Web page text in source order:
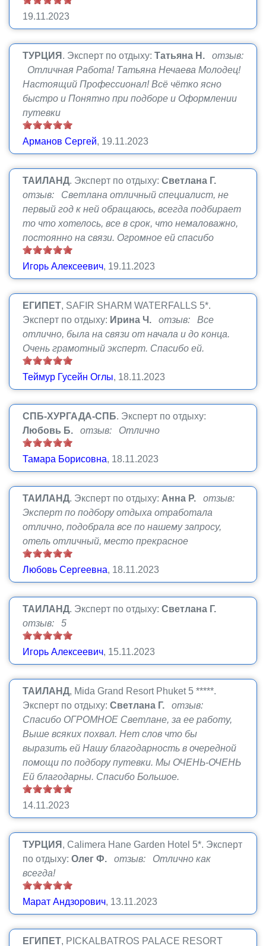
19.11.2023
ТУРЦИЯ . Эксперт по отдыху: Татьяна Н.
отзыв:
Отличная Работа! Татьяна Нечаева Молодец!
Настоящий Профессионал! Всё чётко ясно
быстро и Понятно при подборе и Оформлении
путевки
Арманов Сергей, 19.11.2023
ТАИЛАНД. Эксперт по отдыху: Светлана Г.
отзыв: Светлана отличный специалист, не
первый год к ней обращаюсь, всегда подбирает
то что хотелось, все в срок, что немаловажно,
постоянно на связи. Огромное ей спасибо
Игорь Алексеевич, 19.11.2023
ЕГИПЕТ, SAFIR SHARM WATERFALLS 5*.
Эксперт по отдыху: Ирина Ч.
отзыв: Все
отлично, была на связи от начала и до конца.
Очень грамотный эксперт. Спасибо ей.
Теймур Гусейн Оглы, 18.11.2023
СПБ-ХУРГАДА-СПБ. Эксперт по отдыху:
Любовь Б.
отзыв: Отлично
Тамара Борисовна, 18.11.2023
ТАИЛАНД. Эксперт по отдыху: Анна Р.
отзыв:
Эксперт по подбору отдыха отработала
отлично, подобрала все по нашему запросу,
отель отличный, место прекрасное
Любовь Сергеевна, 18.11.2023
ТАИЛАНД. Эксперт по отдыху: Светлана Г.
отзыв: 5
Игорь Алексеевич, 15.11.2023
ТАИЛАНД, Mida Grand Resort Phuket 5 *****.
Эксперт по отдыху: Светлана Г.
отзыв:
Спасибо ОГРОМНОЕ Светлане, за ее работу,
Выше всяких похвал. Нет слов что бы
выразить ей Нашу благодарность в очередной
помощи по подбору путевки. Мы ОЧЕНЬ-ОЧЕНЬ
Ей благодарны. Спасибо Большое.
14.11.2023
ТУРЦИЯ , Calimera Hane Garden Hotel 5*. Эксперт
по отдыху: Олег Ф.
отзыв: Отлично как
всегда!
Марат Андзорович, 13.11.2023
ЕГИПЕТ, PICKALBATROS PALACE RESORT